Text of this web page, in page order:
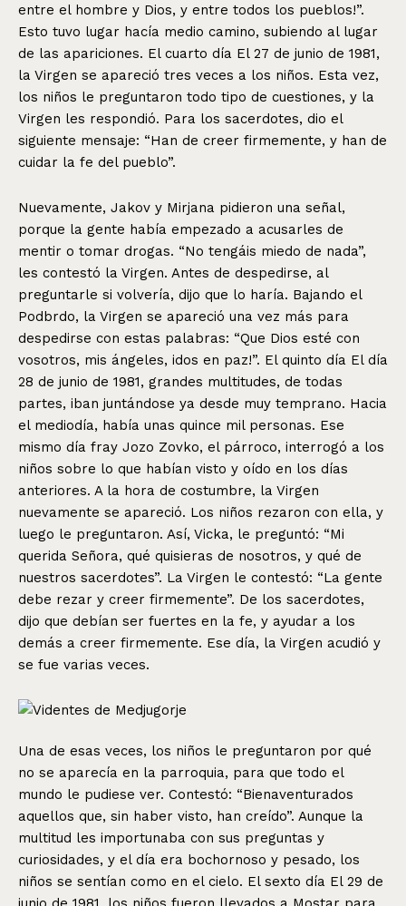
entre el hombre y Dios, y entre todos los pueblos!”.
Esto tuvo lugar hacía medio camino, subiendo al lugar
de las apariciones. El cuarto día El 27 de junio de 1981,
la Virgen se apareció tres veces a los niños. Esta vez,
los niños le preguntaron todo tipo de cuestiones, y la
Virgen les respondió. Para los sacerdotes, dio el
siguiente mensaje: “Han de creer firmemente, y han de
cuidar la fe del pueblo”.
Nuevamente, Jakov y Mirjana pidieron una señal,
porque la gente había empezado a acusarles de
mentir o tomar drogas. “No tengáis miedo de nada”,
les contestó la Virgen. Antes de despedirse, al
preguntarle si volvería, dijo que lo haría. Bajando el
Podbrdo, la Virgen se apareció una vez más para
despedirse con estas palabras: “Que Dios esté con
vosotros, mis ángeles, idos en paz!”. El quinto día El día
28 de junio de 1981, grandes multitudes, de todas
partes, iban juntándose ya desde muy temprano. Hacia
el mediodía, había unas quince mil personas. Ese
mismo día fray Jozo Zovko, el párroco, interrogó a los
niños sobre lo que habían visto y oído en los días
anteriores. A la hora de costumbre, la Virgen
nuevamente se apareció. Los niños rezaron con ella, y
luego le preguntaron. Así, Vicka, le preguntó: “Mi
querida Señora, qué quisieras de nosotros, y qué de
nuestros sacerdotes”. La Virgen le contestó: “La gente
debe rezar y creer firmemente”. De los sacerdotes,
dijo que debían ser fuertes en la fe, y ayudar a los
demás a creer firmemente. Ese día, la Virgen acudió y
se fue varias veces.
Una de esas veces, los niños le preguntaron por qué
no se aparecía en la parroquia, para que todo el
mundo le pudiese ver. Contestó: “Bienaventurados
aquellos que, sin haber visto, han creído”. Aunque la
multitud les importunaba con sus preguntas y
curiosidades, y el día era bochornoso y pesado, los
niños se sentían como en el cielo. El sexto día El 29 de